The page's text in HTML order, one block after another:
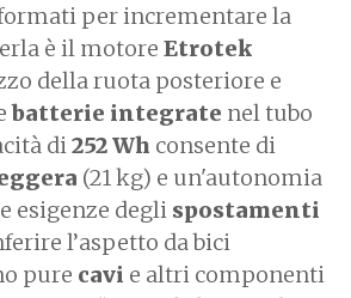
per incrementare la
è il motore Etrotek
della ruota posteriore e
batterie integrate nel tubo
di252 Wh consente di
(21 kg) e un'autonomia
esigenze degli spostamenti
l’aspetto da bici
pure cavi e altri componenti